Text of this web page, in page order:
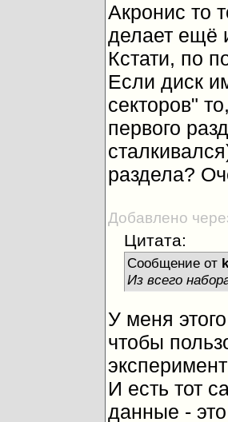
Акронис то
делает ещё
Кстати, по
Если диск
секторов"
первого
раздела?
Добавлено
Цитата:
Сообщение от
Из всего
У меня
чтобы
И есть тот
данные -